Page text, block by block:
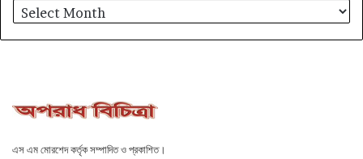
আর্কাইভ
এস এম মোরশেদ কর্তৃক সম্পাদিত ও প্রকাশিত।